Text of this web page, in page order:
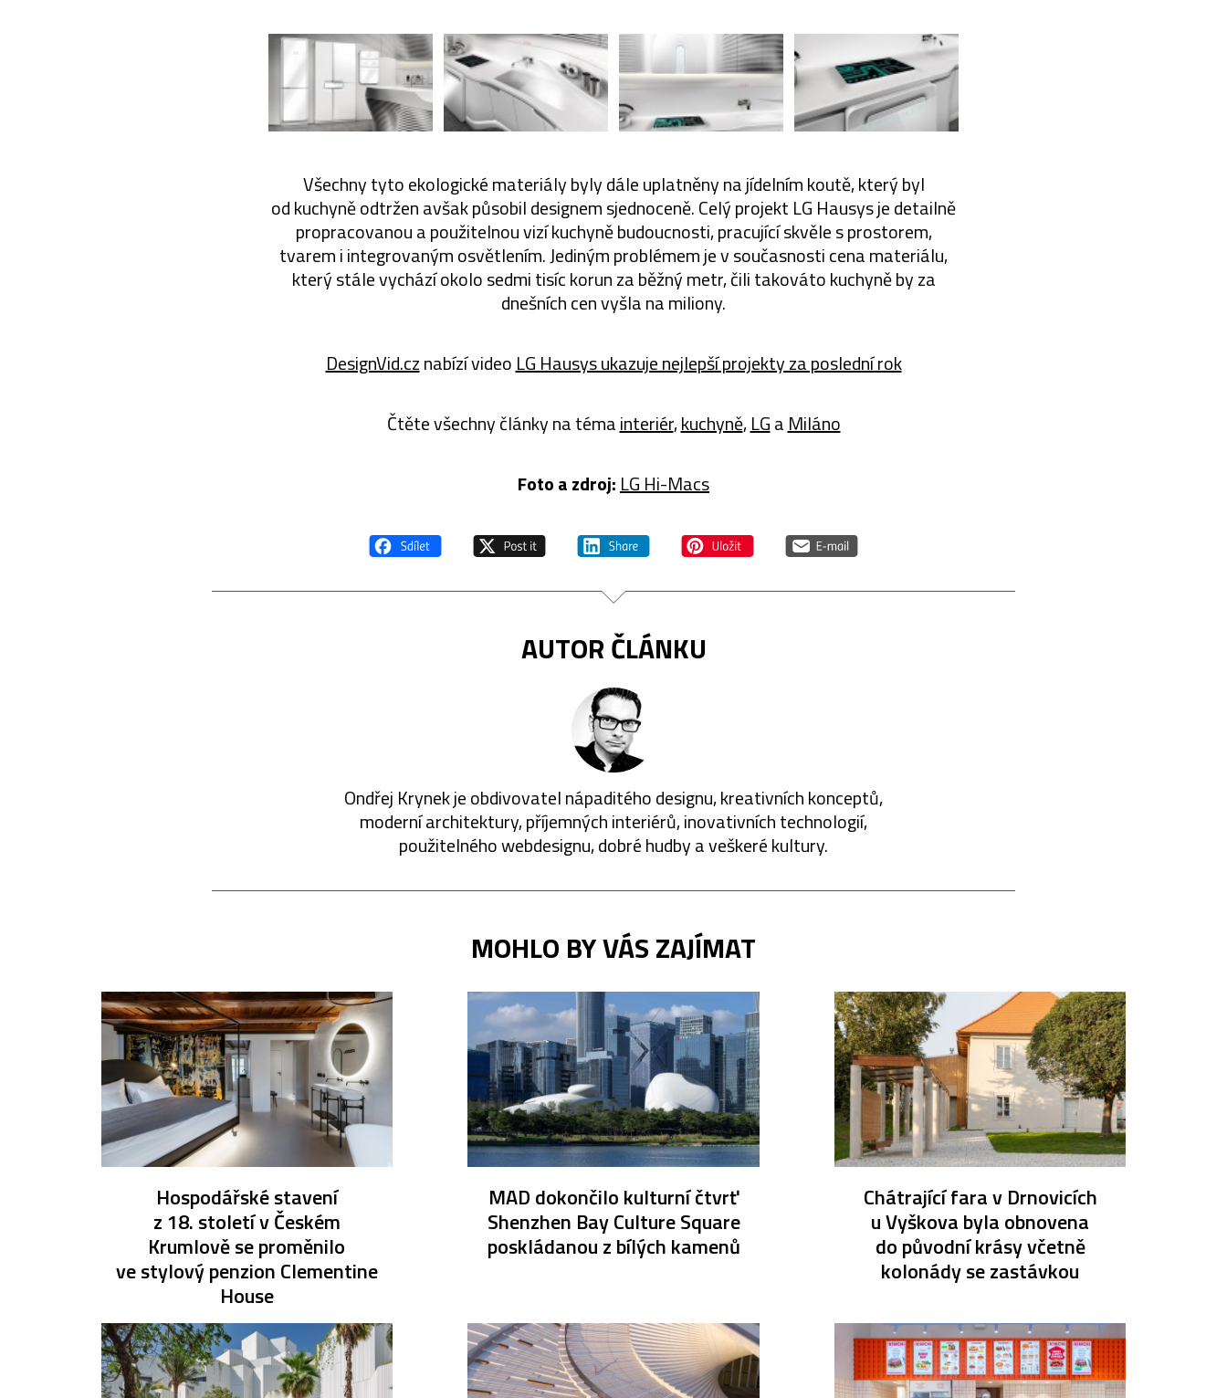
Všechny tyto ekologické materiály byly dále uplatněny na jídelním koutě, který byl
od kuchyně odtržen avšak působil designem sjednoceně. Celý projekt LG Hausys je detailně
propracovanou a použitelnou vizí kuchyně budoucnosti, pracující skvěle s prostorem,
tvarem i integrovaným osvětlením. Jediným problémem je v současnosti cena materiálu,
který stále vychází okolo sedmi tisíc korun za běžný metr, čili takováto kuchyně by za
dnešních cen vyšla na miliony.
DesignVid.cznabízí videoLG Hausys ukazuje nejlepší projekty za poslední rok
Čtěte všechny články na témainteriér,kuchyně,LGaMiláno
Foto a zdroj:LG Hi-Macs
AUTOR ČLÁNKU
Ondřej Krynek je obdivovatel nápaditého designu, kreativních konceptů,
moderní architektury, příjemných interiérů, inovativních technologií,
použitelného webdesignu, dobré hudby a veškeré kultury.
MOHLO BY VÁS ZAJÍMAT
Hospodářské stavení
z 18. století v Českém
Krumlově se proměnilo
ve stylový penzion Clementine
House
MAD dokončilo kulturní čtvrť
Shenzhen Bay Culture Square
poskládanou z bílých kamenů
Chátrající fara v Drnovicích
u Vyškova byla obnovena
do původní krásy včetně
kolonády se zastávkou